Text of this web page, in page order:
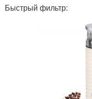
Быстрый фильтр: